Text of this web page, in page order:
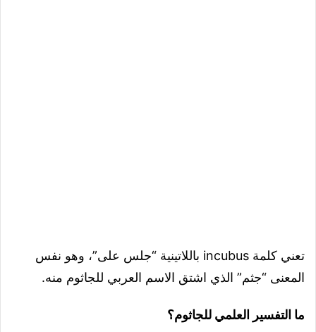
تعني كلمة incubus باللاتينية “جلس على”، وهو نفس
المعنى “جثم” الذي اشتق الاسم العربي للجاثوم منه.
ما التفسير العلمي للجاثوم؟